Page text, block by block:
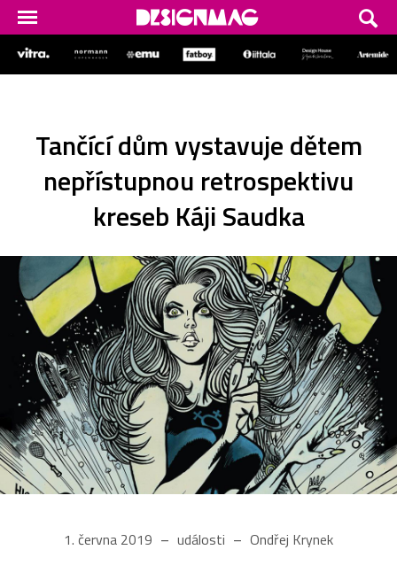
Tančící dům vystavuje dětem
nepřístupnou retrospektivu
kreseb Káji Saudka
1. června 2019 události Ondřej Krynek